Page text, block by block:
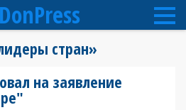
DonPress
стран»
на заявление